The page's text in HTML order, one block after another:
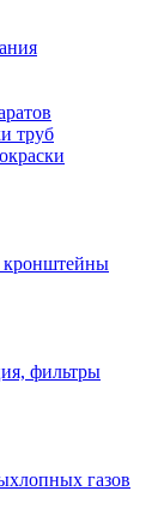
труб
кронштейны
фильтры
газов